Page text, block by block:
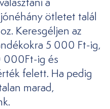
ötletet talál
Keresgéljen az
5 000 Ft-ig,
000Ft-ig és
felett. Ha pedig
marad,